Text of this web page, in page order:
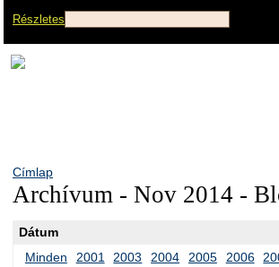
Részletes
Címlap
Archívum - Nov 2014 -
Dátum
Minden
2001 2003 2004 2005 2006